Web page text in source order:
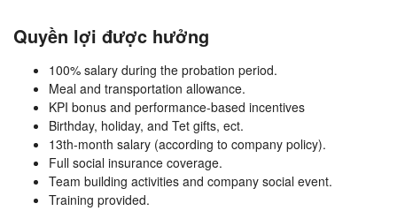
Quyền lợi được hưởng
100% salary during the probation period.
Meal and transportation allowance.
KPI bonus and performance-based incentives
Birthday, holiday, and Tet gifts, ect.
13th-month salary (according to company policy).
Full social insurance coverage.
Team building activities and company social event.
Training provided.